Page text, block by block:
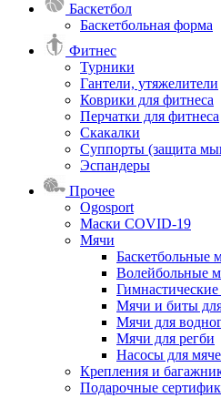
Баскетбол
Баскетбольная форма
Фитнес
Турники
Гантели, утяжелители
Коврики для фитнеса
Перчатки для фитнеса
Скакалки
Суппорты (защита
Эспандеры
Прочее
Ogosport
Маски COVID-19
Мячи
Баскетбольные
Волейбольные
Мячи и биты
Мячи для
Мячи для регби
Насосы для
Крепления и
Подарочные